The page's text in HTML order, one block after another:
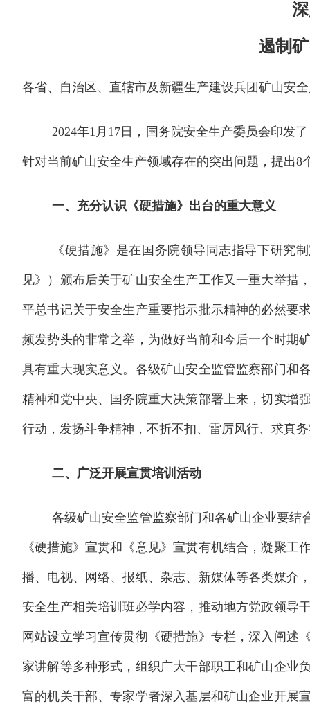
遏制
各省、自治区、直辖市及新疆生产建设兵团矿山安
2024年1 月 17 日，国务院安全生产委员会印发
针对当前矿山安全生产领域存在的突出问题，提出8
一、充分认识《硬措施》出台的重大意义
《硬措施》是在国务院领导同志指导下研究
见》）颁布后关于矿山安全生产工作又一重大举措
平总书记关于安全生产重要指示批示精神的必然要
频发势头的非常之举，为做好当前和今后一个时期
具有重大现实意义。各级矿山安全监管监察部门和
精神和党中央、国务院重大决策部署上来，切实增
行动，发扬斗争精神，不折不扣、雷厉风行、求真
二、广泛开展宣贯培训活动
各级矿山安全监管监察部门和各矿山企业要
《硬措施》宣贯和《意见》宣贯有机结合，凝聚
播、电视、网络、报纸、杂志、新媒体等各类媒介
安全生产相关培训班必学内容，推动地方党政领导
网站设立学习宣传贯彻《硬措施》专栏，深入阐述
家讲解等多种形式，组织广大干部职工和矿山企业
富的机关干部、专家学者深入基层和矿山企业开展